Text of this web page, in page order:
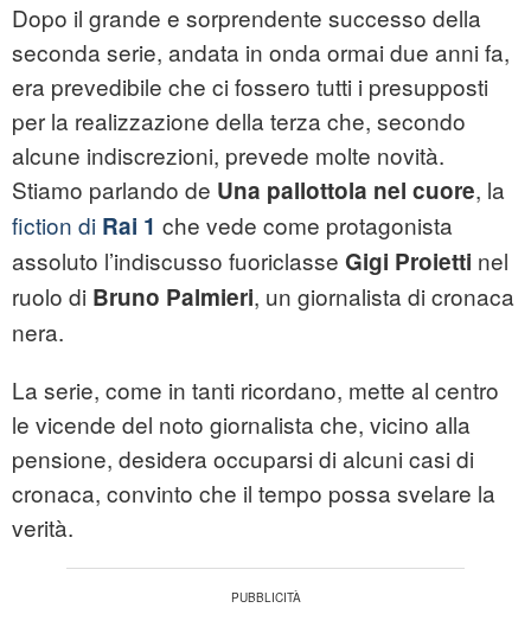
Dopo il grande e sorprendente successo della
seconda serie, andata in onda ormai due anni fa,
era prevedibile che ci fossero tutti i presupposti
per la realizzazione della terza che, secondo
alcune indiscrezioni, prevede molte novità.
Stiamo parlando de Una pallottola nel cuore, la
fiction di Rai 1 che vede come protagonista
assoluto l’indiscusso fuoriclasse Gigi Proietti nel
ruolo di Bruno Palmieri, un giornalista di cronaca
nera.
La serie, come in tanti ricordano, mette al centro
le vicende del noto giornalista che, vicino alla
pensione, desidera occuparsi di alcuni casi di
cronaca, convinto che il tempo possa svelare la
verità.